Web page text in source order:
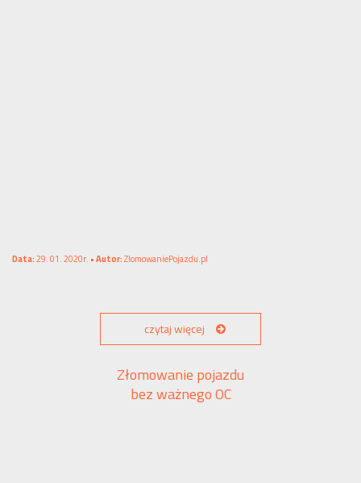
Data:29. 01. 2020r. •Autor:ZlomowaniePojazdu.pl
czytaj więcej
Złomowanie pojazdu
bez ważnego OC